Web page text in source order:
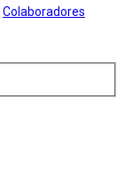
Colaboradores